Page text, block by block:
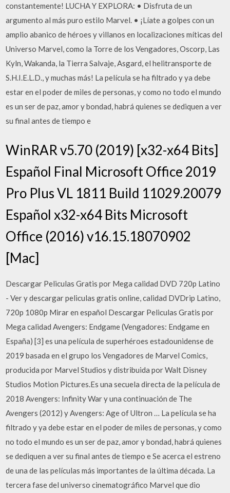
constantemente! LUCHA Y EXPLORA: • Disfruta de un
argumento al más puro estilo Marvel. • ¡Líate a golpes con un
amplio abanico de héroes y villanos en localizaciones míticas del
Universo Marvel, como la Torre de los Vengadores, Oscorp, Las
Kyln, Wakanda, la Tierra Salvaje, Asgard, el helitransporte de
S.H.I.E.L.D., y muchas más! La película se ha filtrado y ya debe
estar en el poder de miles de personas, y como no todo el mundo
es un ser de paz, amor y bondad, habrá quienes se dediquen a ver
su final antes de tiempo e
WinRAR v5.70 (2019) [x32-x64 Bits]
Español Final Microsoft Office 2019
Pro Plus VL 1811 Build 11029.20079
Español x32-x64 Bits Microsoft
Office (2016) v16.15.18070902
[Mac]
Descargar Peliculas Gratis por Mega calidad DVD 720p Latino
- Ver y descargar peliculas gratis online, calidad DVDrip Latino,
720p 1080p Mirar en español Descargar Peliculas Gratis por
Mega calidad Avengers: Endgame (Vengadores: Endgame en
España) [3] es una película de superhéroes estadounidense de
2019 basada en el grupo los Vengadores de Marvel Comics,
producida por Marvel Studios y distribuida por Walt Disney
Studios Motion Pictures.Es una secuela directa de la película de
2018 Avengers: Infinity War y una continuación de The
Avengers (2012) y Avengers: Age of Ultron … La película se ha
filtrado y ya debe estar en el poder de miles de personas, y como
no todo el mundo es un ser de paz, amor y bondad, habrá quienes
se dediquen a ver su final antes de tiempo e Se acerca el estreno
de una de las películas más importantes de la última década. La
tercera fase del universo cinematográfico Marvel que dio